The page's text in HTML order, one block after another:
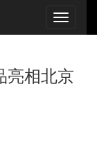
亮相北京